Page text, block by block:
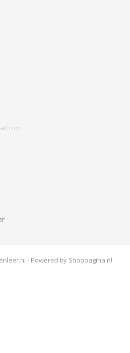
- Powered by Shoppagina.nl